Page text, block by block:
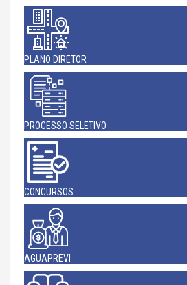
PLANO DIRETOR
PROCESSO SELETIVO
CONCURSOS
AGUAPREVI